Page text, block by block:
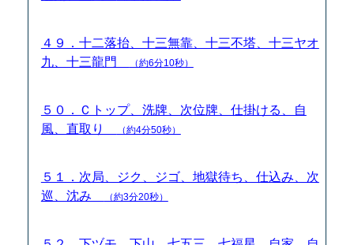
４９．十二落抬、十三無靠、十三不塔、十三ヤオ
九、十三龍門
（約6分10秒）
５０．Ｃトップ、洗牌、次位牌、仕掛ける、自
風、直取り
（約4分50秒）
５１．次局、ジク、ジゴ、地獄待ち、仕込み、次
巡、沈み
（約3分20秒）